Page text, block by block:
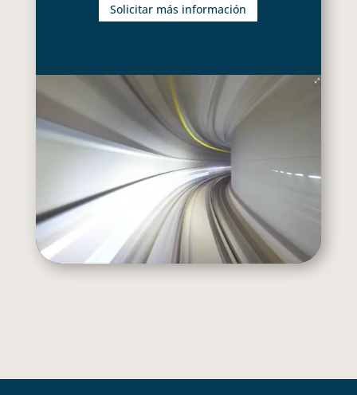
Solicitar más información